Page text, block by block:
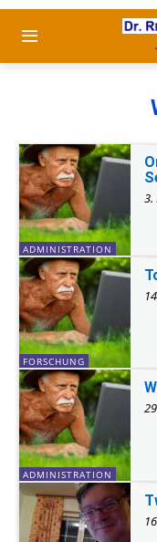
ADMINISTRATION
3.
FORSCHUNG
ADMINISTRATION